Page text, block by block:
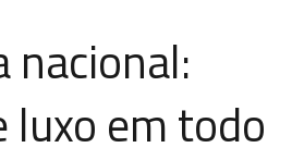
nacional:
luxo em todo